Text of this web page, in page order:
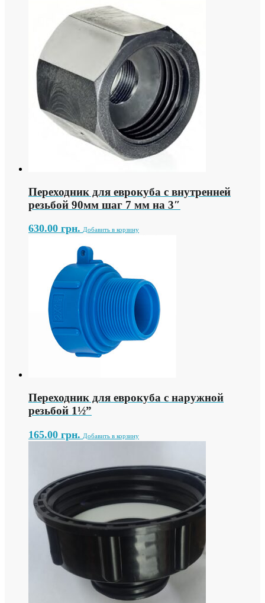
Переходник для еврокуба с внутренней
резьбой 90мм шаг 7 мм на 3″
630.00 грн. Добавить в корзину
Переходник для еврокуба с наружной
резьбой 1½”
165.00 грн. Добавить в корзину